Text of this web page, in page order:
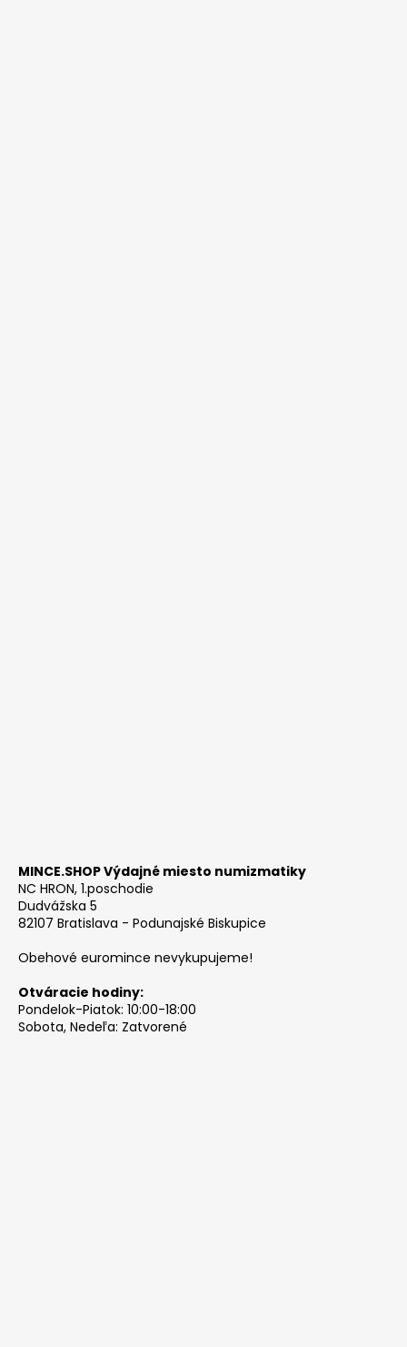
MINCE.SHOP Výdajné miesto numizmatiky
NC HRON, 1.poschodie
Dudvážska 5
82107 Bratislava - Podunajské Biskupice
Obehové euromince nevykupujeme!
Otváracie hodiny:
Pondelok-Piatok: 10:00-18:00
Sobota, Nedeľa: Zatvorené